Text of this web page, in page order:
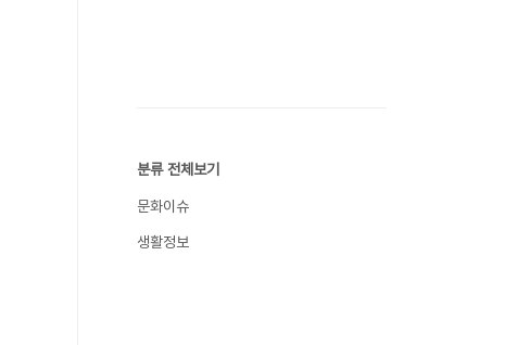
분류 전체보기
문화이슈
생활정보